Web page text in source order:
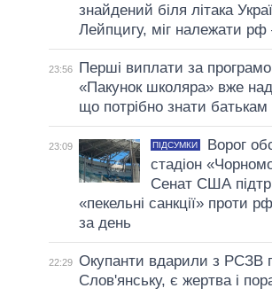
знайдений біля літака
Лейпцигу, міг належати рф
23:56
Перші виплати за
«Пакунок школяра» вже
що потрібно знати батькам
23:09 ПІДСУМКИ
Ворог
стадіон
Сенат США
«пекельні санкції» проти
за день
22:29 Окупанти вдарили з РСЗВ
Слов'янську, є жертва і